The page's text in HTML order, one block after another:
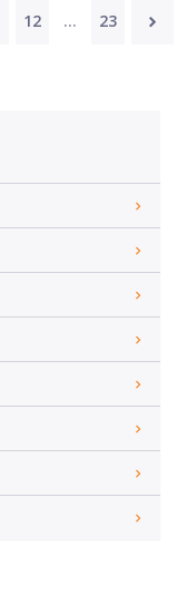
12 … 23